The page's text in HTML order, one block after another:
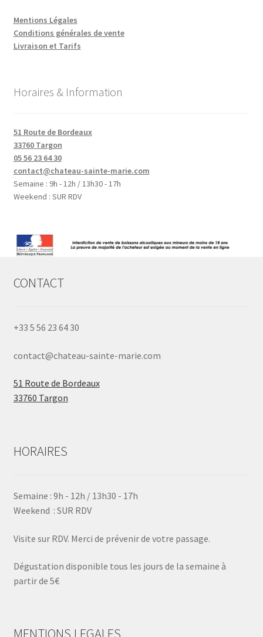
Mentions Légales
Conditions générales de vente
Livraison et Tarifs
Horaires & Information
51 Route de Bordeaux
33760 Targon
05 56 23 64 30
contact@chateau-sainte-marie.com
Semaine : 9h - 12h / 13h30 - 17h
Weekend : SUR RDV
CONTACT
+33 5 56 23 64 30
contact@chateau-sainte-marie.com
51 Route de Bordeaux
33760 Targon
HORAIRES
Semaine : 9h - 12h / 13h30 - 17h
Weekend : SUR RDV
Visite sur RDV. Merci de prévenir de votre passage.
Dégustation disponible tous les jours de la semaine à
partir de 5€